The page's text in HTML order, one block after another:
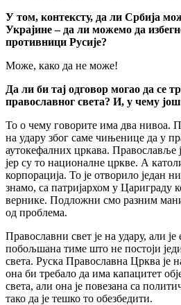
У том, контексту, да ли Србија
Украјине – да ли можемо да
противници Русије?
Може, како да не може!
Да ли би тај одговор могао да се
православног света? И, у чему
То о чему говорите има два нивоа.
на удару због саме чињенице да у
аутокефалних цркава. Православље
јер су то националне цркве. А
корпорација. То је отворило један
знамо, са патријархом у Цариграду
вернике. Подложни смо разним
од проблема.
Православни свет је на удару, али је
побољшана тиме што не постоји
света. Руска Православна Црква је
она би требало да има капацитет
света, али она је повезана са
тако да је тешко то обезбедити.